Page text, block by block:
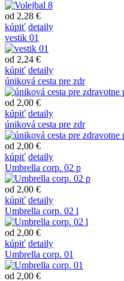
od 2,28 €
kúpiť detaily
vestik 01
od 2,24 €
kúpiť detaily
úniková cesta pre zdr
od 2,00 €
kúpiť detaily
úniková cesta pre zdr
od 2,00 €
kúpiť detaily
Umbrella corp. 02 p
od 2,00 €
kúpiť detaily
Umbrella corp. 02 l
od 2,00 €
kúpiť detaily
Umbrella corp. 01
od 2,00 €